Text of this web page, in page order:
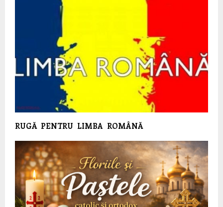
RUGĂ PENTRU LIMBA ROMÂNĂ